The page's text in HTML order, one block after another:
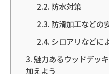
防水対策
防滑加工などの
シロアリなどに
魅力あるウッドデッ
加えよう